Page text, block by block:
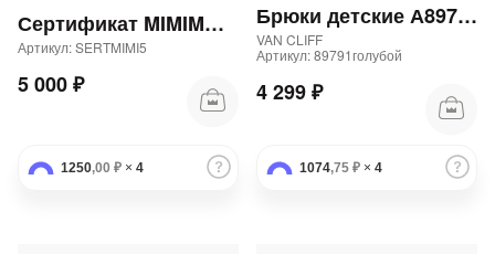
Сертификат MIMIMODA 5000 р.
Артикул: SERTMIMI5
5 000 ₽
1250,00 ₽ × 4
Брюки детские А89791 "Аларо блю юниор" 82Бр
VAN CLIFF
Артикул: 89791голубой
4 299 ₽
1074,75 ₽ × 4